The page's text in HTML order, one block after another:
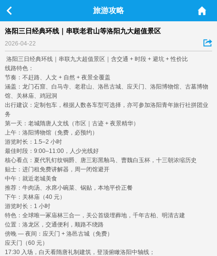
旅游攻略
洛阳三日经典环线｜串联老君山等洛阳九大超值景区
2026-04-22
洛阳三日经典环线｜串联九大超值景区｜含交通 + 时段 + 避坑 + 性价比
线路特色：
节奏：不赶路、人文 + 自然 + 夜景全覆盖
涵盖：龙门石窟、白马寺、老君山、洛邑古城、应天门、洛阳博物馆、古墓博物
馆、关林庙、鸡冠洞
出行建议：定制包车，根据人数各车型可选择，亦可参加洛阳青年旅行社拼团业
务
第一天：老城隋唐人文线（市区｜古迹 + 夜景精华）
上午：洛阳博物馆（免费，必预约）
游览时长：1.5–2 小时
最佳时段：9:00–11:00，人少光线好
核心看点：夏代乳钉纹铜爵、唐三彩黑釉马、曹魏白玉杯，十三朝浓缩历史
贴士：进门租免费讲解器，周一闭馆避开
中午：就近老城美食
推荐：牛肉汤、水席小碗菜、锅贴，本地平价正餐
下午：关林庙（40 元）
游览时长：1 小时
特色：全球唯一冢庙林三合一，关公首级埋葬地，千年古柏、明清古建
位置：洛龙区，交通便利，顺路不绕路
傍晚 — 夜间：应天门 + 洛邑古城（免费）
应天门（60 元）
17:30 入场，白天看隋唐礼制建筑，登顶俯瞰洛阳中轴线；